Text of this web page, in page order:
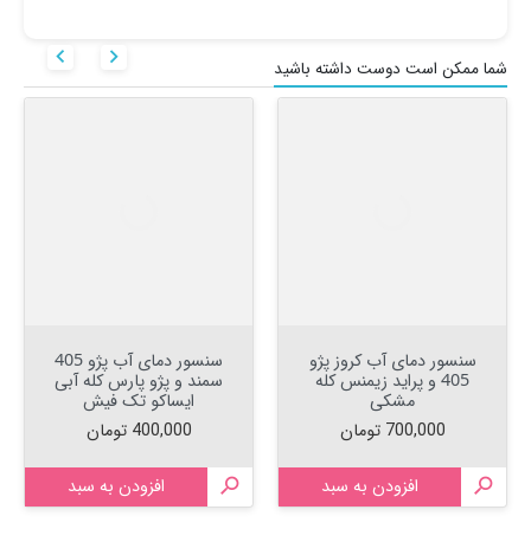
شما ممکن است دوست داشته باشید 
سنسور دمای آب کروز پژو
405 و پراید زیمنس کله
مشکی
قیمت
700,000 تومان
 افزودن به سبد
سنسور دمای آب پژو 405
سمند و پژو پارس کله آبی
ایساکو تک فیش
قیمت
400,000 تومان
 افزودن به سبد
